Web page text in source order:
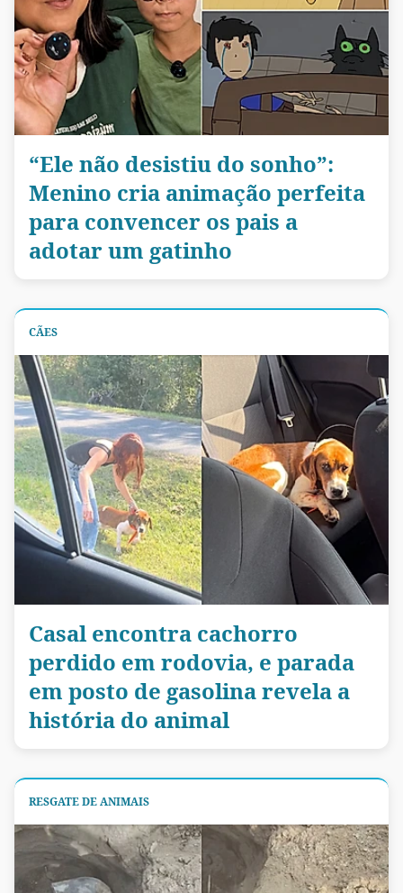
“Ele não desistiu do sonho”:
Menino cria animação perfeita
para convencer os pais a
adotar um gatinho
CÃES
Casal encontra cachorro
perdido em rodovia, e parada
em posto de gasolina revela a
história do animal
RESGATE DE ANIMAIS